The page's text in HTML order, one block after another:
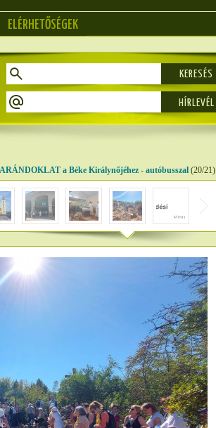
ELÉRHETŐSÉGEK
KERESÉS
a Béke Királynőjéhez - autóbusszal (20/21)